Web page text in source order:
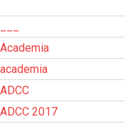
Academia
academia
ADCC
ADCC 2017